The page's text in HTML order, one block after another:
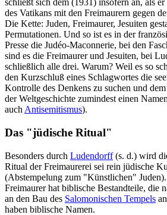
schließt sich dem (1931) insofern an, als
des Vatikans mit den Freimaurern gegen
Die Kette: Juden, Freimaurer, Jesuiten
Permutationen. Und so ist es in der
Presse die Judéo-Maconnerie, bei den
sind es die Freimaurer und Jesuiten, bei
schließlich alle drei. Warum? Weil es so
den Kurzschluß eines Schlagwortes die
Kontrolle des Denkens zu suchen und
der Weltgeschichte zumindest einen
auch Antisemitismus).
Das "jüdische Ritual"
Besonders durch Ludendorff(s. d.) wird
Ritual der Freimaurerei sei rein jüdische
(Abstempelung zum "Künstlichen"
Freimaurer hat biblische Bestandteile, die
an den Bau des Salomonischen Tempels
haben biblische Namen.